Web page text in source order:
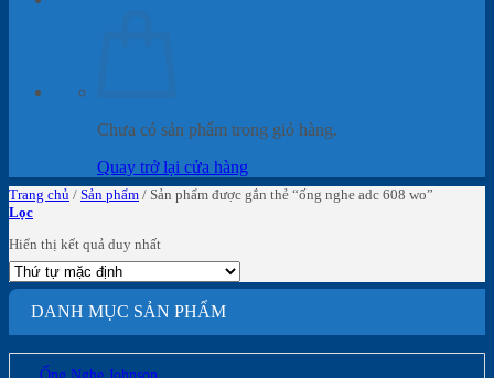
Chưa có sản phẩm trong giỏ hàng.
Quay trở lại cửa hàng
Trang chủ / Sản phẩm / Sản phẩm được gắn thẻ “ống nghe adc 608 wo”
Lọc
Hiển thị kết quả duy nhất
DANH MỤC SẢN PHẨM